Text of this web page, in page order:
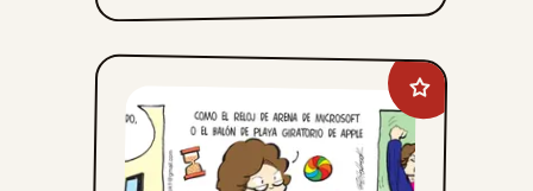
Add
Toda
Velocidad
favorites